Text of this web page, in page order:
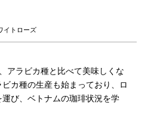
イトローズ
アラビカ種と比べて美味しくな
カ種の生産も始まっており、ロ
び、ベトナムの珈琲状況を学